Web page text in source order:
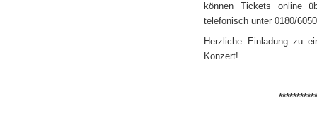
können Tickets online
telefonisch unter 0180/
Herzliche Einladung zu
Konzert!